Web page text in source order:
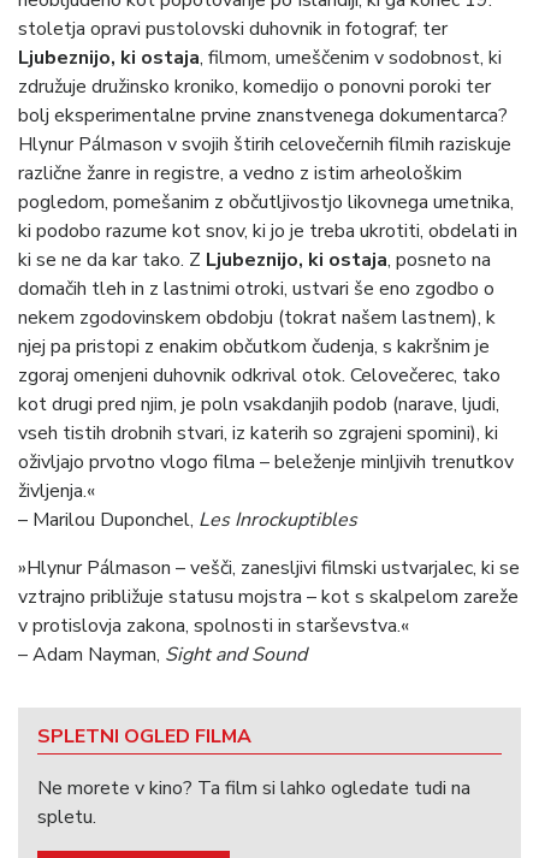
stoletja opravi pustolovski duhovnik in fotograf; ter
Ljubeznijo, ki ostaja, filmom, umeščenim v sodobnost, ki
združuje družinsko kroniko, komedijo o ponovni poroki ter
bolj eksperimentalne prvine znanstvenega dokumentarca?
Hlynur Pálmason v svojih štirih celovečernih filmih raziskuje
različne žanre in registre, a vedno z istim arheološkim
pogledom, pomešanim z občutljivostjo likovnega umetnika,
ki podobo razume kot snov, ki jo je treba ukrotiti, obdelati in
ki se ne da kar tako. Z Ljubeznijo, ki ostaja, posneto na
domačih tleh in z lastnimi otroki, ustvari še eno zgodbo o
nekem zgodovinskem obdobju (tokrat našem lastnem), k
njej pa pristopi z enakim občutkom čudenja, s kakršnim je
zgoraj omenjeni duhovnik odkrival otok. Celovečerec, tako
kot drugi pred njim, je poln vsakdanjih podob (narave, ljudi,
vseh tistih drobnih stvari, iz katerih so zgrajeni spomini), ki
oživljajo prvotno vlogo filma – beleženje minljivih trenutkov
življenja.«
– Marilou Duponchel, Les Inrockuptibles
»Hlynur Pálmason – vešči, zanesljivi filmski ustvarjalec, ki se
vztrajno približuje statusu mojstra – kot s skalpelom zareže
v protislovja zakona, spolnosti in starševstva.«
– Adam Nayman, Sight and Sound
SPLETNI OGLED FILMA
Ne morete v kino? Ta film si lahko ogledate tudi na
spletu.